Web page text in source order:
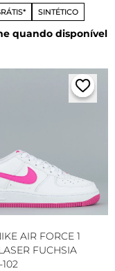
SINTÉTICO
quando disponível
AIR FORCE 1
FUCHSIA